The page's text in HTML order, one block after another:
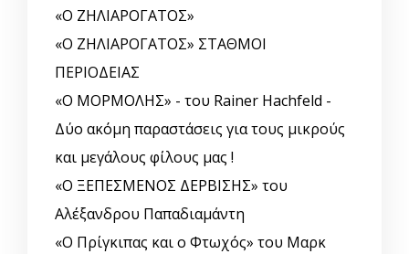
«Ο ΖΗΛΙΑΡΟΓΑΤΟΣ»
«Ο ΖΗΛΙΑΡΟΓΑΤΟΣ» ΣΤΑΘΜΟΙ
ΠΕΡΙΟΔΕΙΑΣ
«Ο ΜΟΡΜΟΛΗΣ» - του Rainer Hachfeld -
Δύο ακόμη παραστάσεις για τους μικρούς
και μεγάλους φίλους μας !
«Ο ΞΕΠΕΣΜΕΝΟΣ ΔΕΡΒΙΣΗΣ» του
Αλέξανδρου Παπαδιαμάντη
«Ο Πρίγκιπας και ο Φτωχός» του Μαρκ